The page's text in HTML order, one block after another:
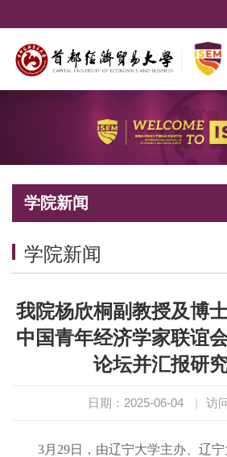
学院新闻
学院新闻
我院杨欣桐副教授及博
中国青年经济学家联谊
论坛并汇报研
日期：2025-06-04 | 访
3月29日，由辽宁大学主办、辽